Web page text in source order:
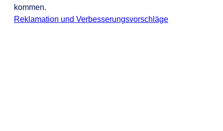
kommen.
Reklamation und Verbesserungsvorschläge